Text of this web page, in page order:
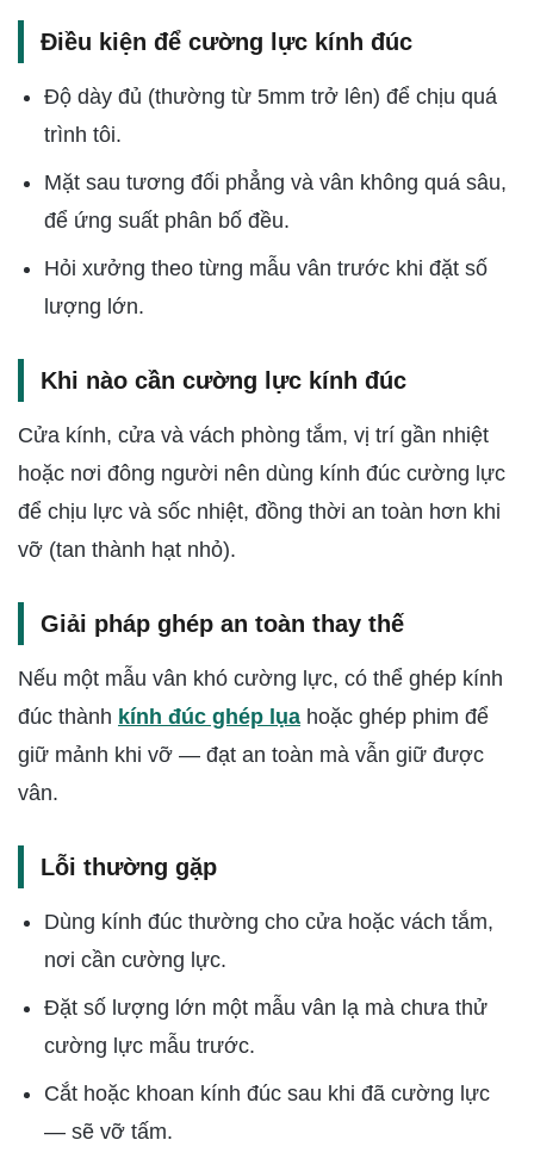
Điều kiện để cường lực kính đúc
Độ dày đủ (thường từ 5mm trở lên) để chịu quá
trình tôi.
Mặt sau tương đối phẳng và vân không quá sâu,
để ứng suất phân bố đều.
Hỏi xưởng theo từng mẫu vân trước khi đặt số
lượng lớn.
Khi nào cần cường lực kính đúc
Cửa kính, cửa và vách phòng tắm, vị trí gần nhiệt
hoặc nơi đông người nên dùng kính đúc cường lực
để chịu lực và sốc nhiệt, đồng thời an toàn hơn khi
vỡ (tan thành hạt nhỏ).
Giải pháp ghép an toàn thay thế
Nếu một mẫu vân khó cường lực, có thể ghép kính
đúc thành kính đúc ghép lụa hoặc ghép phim để
giữ mảnh khi vỡ — đạt an toàn mà vẫn giữ được
vân.
Lỗi thường gặp
Dùng kính đúc thường cho cửa hoặc vách tắm,
nơi cần cường lực.
Đặt số lượng lớn một mẫu vân lạ mà chưa thử
cường lực mẫu trước.
Cắt hoặc khoan kính đúc sau khi đã cường lực
— sẽ vỡ tấm.